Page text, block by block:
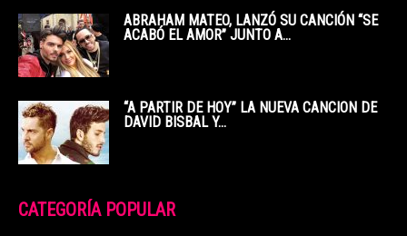
ABRAHAM MATEO, LANZÓ SU CANCIÓN “SE
ACABÓ EL AMOR” JUNTO A...
“A PARTIR DE HOY” LA NUEVA CANCION DE
DAVID BISBAL Y...
CATEGORÍA POPULAR